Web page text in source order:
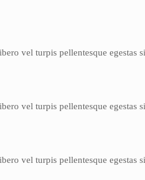
vel turpis pellentesque
vel turpis pellentesque
vel turpis pellentesque